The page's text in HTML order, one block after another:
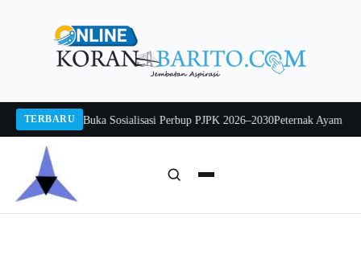
TERBARU
Mintarjo Buka Sosialisasi Perbup PJPK 2026–2030Peternak Ayam